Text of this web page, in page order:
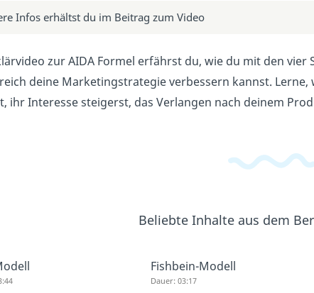
Infos erhältst du im Beitrag zum Video
zur AIDA Formel erfährst du, wie du mit den
deine Marketingstrategie verbessern kannst.
ihr Interesse steigerst, das Verlangen nach deinem
Beliebte Inhalte aus dem
Fishbein-Modell
Dauer: 03:17